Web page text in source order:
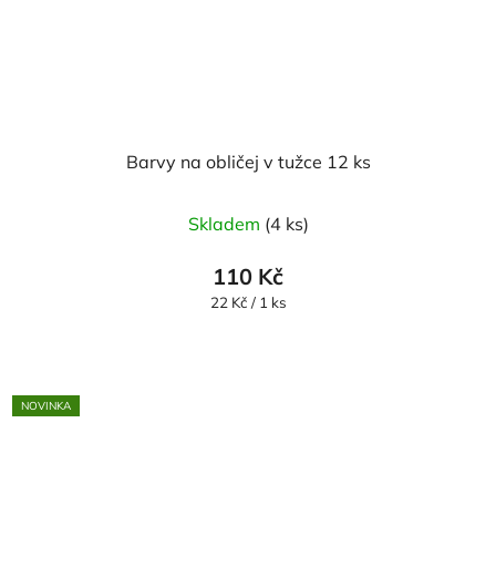
Barvy na obličej v tužce 12 ks
Skladem (4 ks)
110 Kč
Měrná
22 Kč / 1 ks
NOVINKA